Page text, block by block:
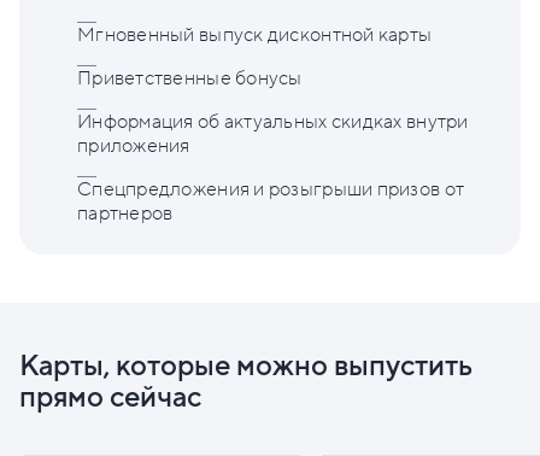
Мгновенный выпуск дисконтной карты
Приветственные бонусы
Информация об актуальных скидках внутри
приложения
Спецпредложения и розыгрыши призов от
партнеров
Карты, которые можно выпустить
прямо сейчас